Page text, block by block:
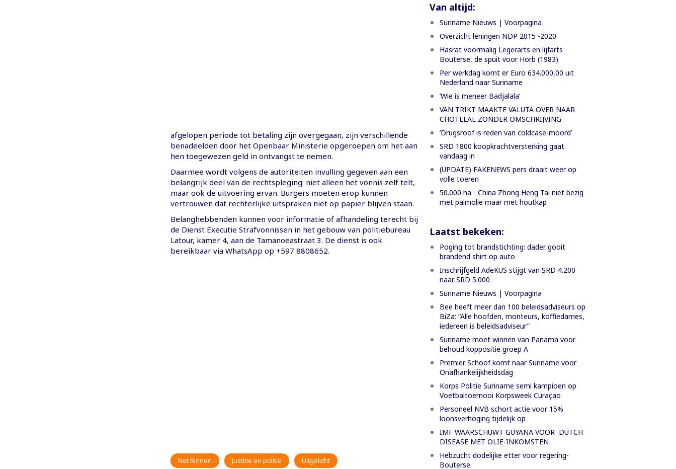
afgelopen periode tot betaling zijn overgegaan, zijn verschillende
benadeelden door het Openbaar Ministerie opgeroepen om het aan
hen toegewezen geld in ontvangst te nemen.
Daarmee wordt volgens de autoriteiten invulling gegeven aan een
belangrijk deel van de rechtspleging: niet alleen het vonnis zelf telt,
maar ook de uitvoering ervan. Burgers moeten erop kunnen
vertrouwen dat rechterlijke uitspraken niet op papier blijven staan.
Belanghebbenden kunnen voor informatie of afhandeling terecht bij
de Dienst Executie Strafvonnissen in het gebouw van politiebureau
Latour, kamer 4, aan de Tamanoeastraat 3. De dienst is ook
bereikbaar via WhatsApp op +597 8808652.
Net Binnen Justitie en politie Uitgelicht
Van altijd:
Suriname Nieuws | Voorpagina
Overzicht leningen NDP 2015 -2020
Hasrat voormalig Legerarts en lijfarts
Bouterse, de spuit voor Horb (1983)
Per werkdag komt er Euro 634.000,00 uit
Nederland naar Suriname
‘Wie is meneer Badjalala’
VAN TRIKT MAAKTE VALUTA OVER NAAR
CHOTELAL ZONDER OMSCHRIJVING
’Drugsroof is reden van coldcase-moord’
SRD 1800 koopkrachtversterking gaat
vandaag in
(UPDATE) FAKENEWS pers draait weer op
volle toeren
50.000 ha - China Zhong Heng Tai niet bezig
met palmolie maar met houtkap
Laatst bekeken:
Poging tot brandstichting: dader gooit
brandend shirt op auto
Inschrijfgeld AdeKUS stijgt van SRD 4.200
naar SRD 5.000
Suriname Nieuws | Voorpagina
Bee heeft meer dan 100 beleidsadviseurs op
BiZa: “Alle hoofden, monteurs, koffiedames,
iedereen is beleidsadviseur”
Suriname moet winnen van Panama voor
behoud koppositie groep A
Premier Schoof komt naar Suriname voor
Onafhankelijkheidsdag
Korps Politie Suriname semi kampioen op
Voetbaltoernooi Korpsweek Curaçao
Personeel NVB schort actie voor 15%
loonsverhoging tijdelijk op
IMF WAARSCHUWT GUYANA VOOR DUTCH
DISEASE MET OLIE-INKOMSTEN
Hebzucht dodelijke etter voor regering-
Bouterse